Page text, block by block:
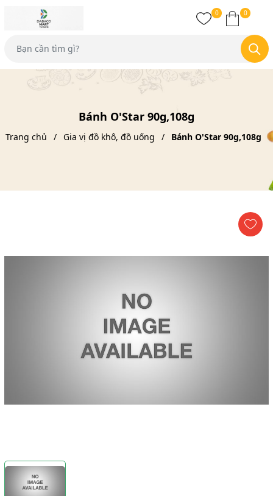
0 0
Bánh O'Star 90g,108g
Trang chủ Gia vị đồ khô, đồ uống Bánh O'Star 90g,108g